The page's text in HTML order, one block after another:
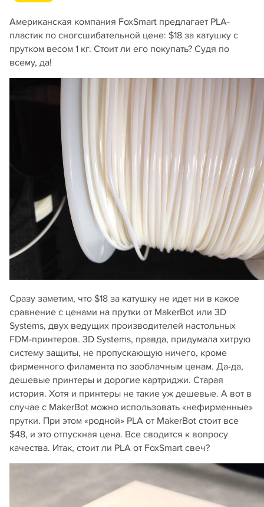
Американская компания FoxSmart предлагает PLA-
пластик по сногсшибательной цене: $18 за катушку с
прутком весом 1 кг. Стоит ли его покупать? Судя по
всему, да!
Сразу заметим, что $18 за катушку не идет ни в какое
сравнение с ценами на прутки от MakerBot или 3D
Systems, двух ведущих производителей настольных
FDM-принтеров. 3D Systems, правда, придумала хитрую
систему защиты, не пропускающую ничего, кроме
фирменного филамента по заоблачным ценам. Да-да,
дешевые принтеры и дорогие картриджи. Старая
история. Хотя и принтеры не такие уж дешевые. А вот в
случае с MakerBot можно использовать «нефирменные»
прутки. При этом «родной» PLA от MakerBot стоит все
$48, и это отпускная цена. Все сводится к вопросу
качества. Итак, стоит ли PLA от FoxSmart свеч?